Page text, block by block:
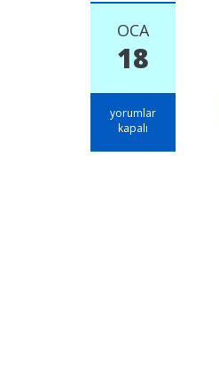
OCA
18
Vergi
Usul
yorumlar
kapalı